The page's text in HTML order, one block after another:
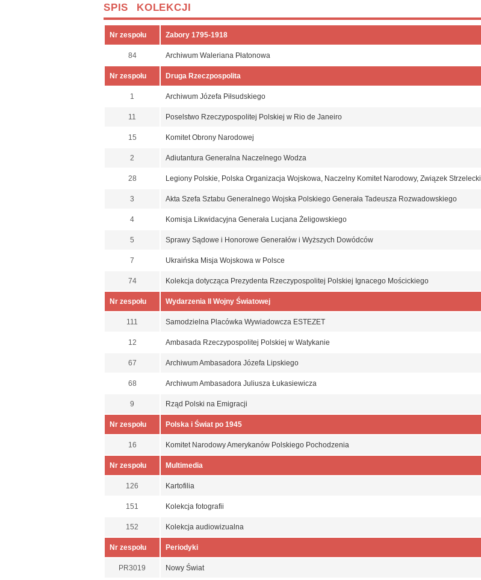
SPIS KOLEKCJI
Nr zespołu Zabory 1795-1918
84 Archiwum Waleriana Płatonowa
Nr zespołu Druga Rzeczpospolita
1 Archiwum Józefa Piłsudskiego
11 Poselstwo Rzeczypospolitej Polskiej w Rio de Janeiro
15 Komitet Obrony Narodowej
2 Adiutantura Generalna Naczelnego Wodza
28 Legiony Polskie, Polska Organizacja Wojskowa, Naczelny Komitet Narodowy, Związek Strzelecki
3 Akta Szefa Sztabu Generalnego Wojska Polskiego Generała Tadeusza Rozwadowskiego
4 Komisja Likwidacyjna Generała Lucjana Żeligowskiego
5 Sprawy Sądowe i Honorowe Generałów i Wyższych Dowódców
7 Ukraińska Misja Wojskowa w Polsce
74 Kolekcja dotycząca Prezydenta Rzeczypospolitej Polskiej Ignacego Mościckiego
Nr zespołu Wydarzenia II Wojny Światowej
111 Samodzielna Placówka Wywiadowcza ESTEZET
12 Ambasada Rzeczypospolitej Polskiej w Watykanie
67 Archiwum Ambasadora Józefa Lipskiego
68 Archiwum Ambasadora Juliusza Łukasiewicza
9 Rząd Polski na Emigracji
Nr zespołu Polska i Świat po 1945
16 Komitet Narodowy Amerykanów Polskiego Pochodzenia
Nr zespołu Multimedia
126 Kartofilia
151 Kolekcja fotografii
152 Kolekcja audiowizualna
Nr zespołu Periodyki
PR3019 Nowy Świat